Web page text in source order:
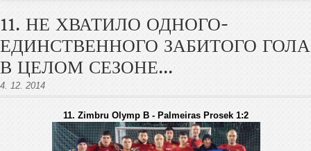
11. НЕ ХВАТИЛО ОДНОГО-
ЕДИНСТВЕННОГО ЗАБИТОГО ГОЛА
В ЦЕЛОМ СЕЗОНЕ...
4. 12. 2014
11. Zimbru Olymp B - Palmeiras Prosek 1:2